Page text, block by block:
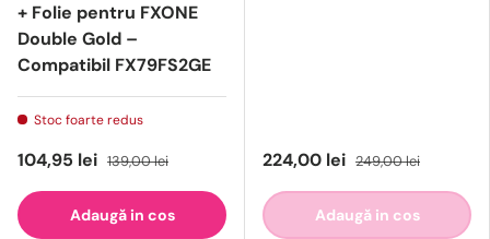
+ Folie pentru FXONE
Double Gold –
Compatibil FX79FS2GE
Stoc foarte redus
104,95 lei 139,00 lei
Adaugă in cos
224,00 lei 249,00 lei
Adaugă in cos